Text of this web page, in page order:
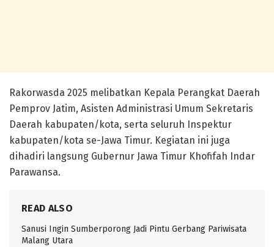
Rakorwasda 2025 melibatkan Kepala Perangkat Daerah
Pemprov Jatim, Asisten Administrasi Umum Sekretaris
Daerah kabupaten/kota, serta seluruh Inspektur
kabupaten/kota se-Jawa Timur. Kegiatan ini juga
dihadiri langsung Gubernur Jawa Timur Khofifah Indar
Parawansa.
READ ALSO
Sanusi Ingin Sumberporong Jadi Pintu Gerbang Pariwisata
Malang Utara